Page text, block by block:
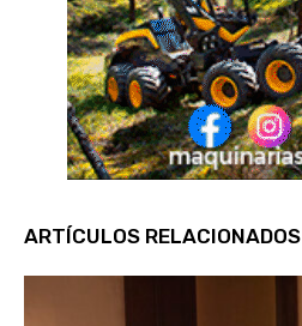
ARTÍCULOS RELACIONADOS